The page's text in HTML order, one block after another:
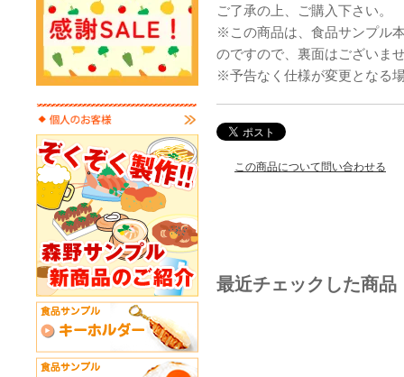
ご了承の上、ご購入下さい。
※この商品は、食品サンプル
のですので、裏面はございま
※予告なく仕様が変更となる
この商品について問い合わせる
最近チェックした商品